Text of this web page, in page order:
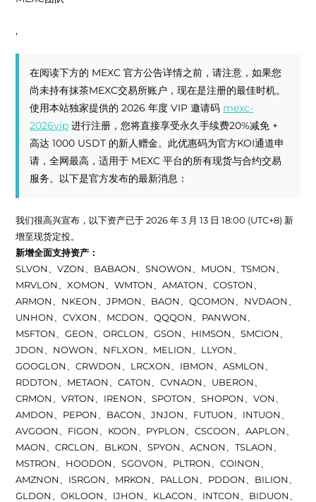
,
在阅读下方的 MEXC 官方公告详情之前，请注意，如果您
尚未持有抹茶MEXC交易所账户，现在是注册的最佳时机。
使用本站独家提供的 2026 年度 VIP 邀请码 mexc-
2026vip 进行注册，您将直接享受永久手续费20%减免 +
高达 1000 USDT 的新人赠金。此优惠码为官方KOI通道申
请，全网最高，适用于 MEXC 平台的所有现货与合约交易
服务。以下是官方发布的最新消息：
我们很高兴宣布，以下资产已于 2026 年 3 月 13 日 18:00 (UTC+8) 新
增至现货定投。
新增全面支持资产：
SLVON、VZON、BABAON、SNOWON、MUON、TSMON、
MRVLON、XOMON、WMTON、AMATON、COSTON、
ARMON、NKEON、JPMON、BAON、QCOMON、NVDAON、
UNHON、CVXON、MCDON、QQQON、PANWON、
MSFTON、GEON、ORCLON、GSON、HIMSON、SMCION、
JDON、NOWON、NFLXON、MELION、LLYON、
GOOGLON、CRWDON、LRCXON、IBMON、ASMLON、
RDDTON、METAON、CATON、CVNAON、UBERON、
CRMON、VRTON、IRENON、SPOTON、SHOPON、VON、
AMDON、PEPON、BACON、JNJON、FUTUON、INTUON、
AVGOON、FIGON、KOON、PYPLON、CSCOON、AAPLON、
MAON、CRCLON、BLKON、SPYON、ACNON、TSLAON、
MSTRON、HOODON、SGOVON、PLTRON、COINON、
AMZNON、ISRGON、MRKON、PALLON、PDDON、BILION、
GLDON、OKLOON、IJHON、KLACON、INTCON、BIDUON、